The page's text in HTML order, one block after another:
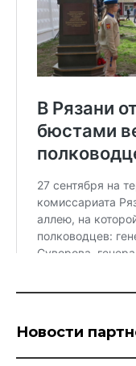
Новости